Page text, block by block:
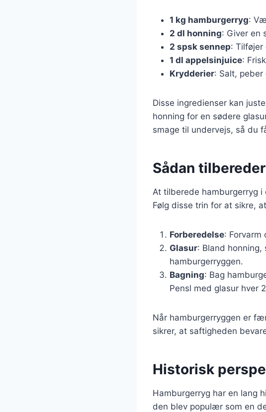
1 kg hamburgerryg:
2 dl honning: Giver en
2 spsk sennep: Tilføjer
1 dl appelsinjuice:
Krydderier: Salt,
Disse ingredienser kan
honning for en sødere
smage til undervejs, så du
Sådan
At tilberede hamburgerryg
Følg disse trin for at sikre,
Forberedelse:
Glasur: Bland honning,
hamburgerryggen.
Bagning: Bag
Pensl med glasur hver
Når hamburgerryggen er
sikrer, at saftigheden
Historisk
Hamburgerryg har en lang
den blev populær som en